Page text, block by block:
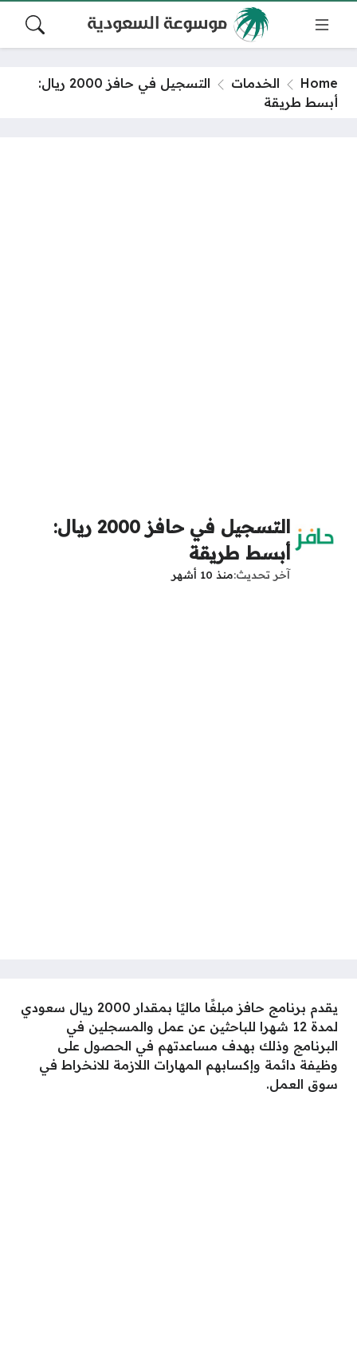
Home الخدمات
التسجيل في حافز 2000 ريال:
أبسط طريقة
التسجيل في حافز 2000 ريال:
أبسط طريقة
آخر تحديث منذ 10 أشهر
يقدم برنامج حافز مبلغًا ماليًا بمقدار 2000 ريال سعودي
لمدة 12 شهرا للباحثين عن عمل والمسجلين في
البرنامج وذلك بهدف مساعدتهم في الحصول على
وظيفة دائمة وإكسابهم المهارات اللازمة للانخراط في
سوق العمل.